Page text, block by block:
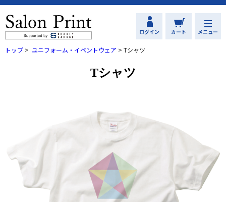
ログイン カート メニュー
トップ > ユニフォーム・イベントウェア > Tシャツ
Tシャツ